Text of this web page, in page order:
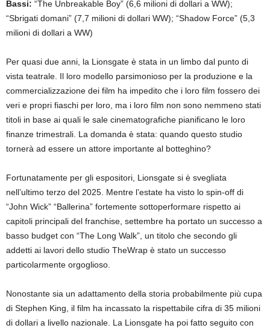
Bassi: “The Unbreakable Boy” (6,6 milioni di dollari a WW);
“Sbrigati domani” (7,7 milioni di dollari WW); “Shadow Force” (5,3
milioni di dollari a WW)
Per quasi due anni, la Lionsgate è stata in un limbo dal punto di
vista teatrale. Il loro modello parsimonioso per la produzione e la
commercializzazione dei film ha impedito che i loro film fossero dei
veri e propri fiaschi per loro, ma i loro film non sono nemmeno stati
titoli in base ai quali le sale cinematografiche pianificano le loro
finanze trimestrali. La domanda è stata: quando questo studio
tornerà ad essere un attore importante al botteghino?
Fortunatamente per gli espositori, Lionsgate si è svegliata
nell’ultimo terzo del 2025. Mentre l’estate ha visto lo spin-off di
“John Wick” “Ballerina” fortemente sottoperformare rispetto ai
capitoli principali del franchise, settembre ha portato un successo a
basso budget con “The Long Walk”, un titolo che secondo gli
addetti ai lavori dello studio TheWrap è stato un successo
particolarmente orgoglioso.
Nonostante sia un adattamento della storia probabilmente più cupa
di Stephen King, il film ha incassato la rispettabile cifra di 35 milioni
di dollari a livello nazionale. La Lionsgate ha poi fatto seguito con